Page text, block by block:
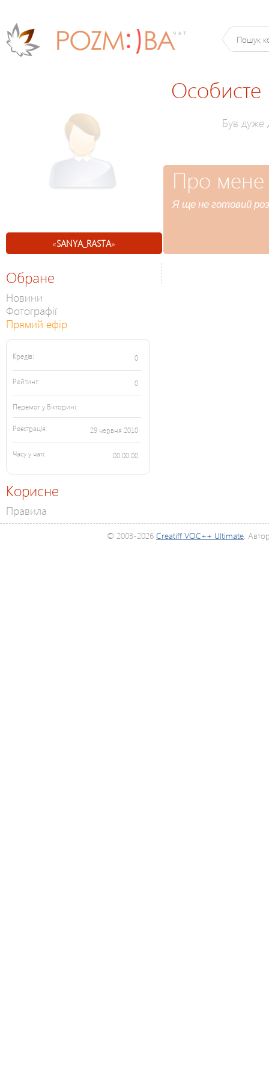
«SANYA_RASTA»
Особисте
Був дуже
Про мене
Я ще не готовий
Обране
Новини
Фотографії
Прямий ефір
Кредів: 0
Рейтинг: 0
Перемог у Вікторині:
Реєстрація: 29 червня 2010
Часу у чаті: 00:00:00
Корисне
Правила
© 2003-2026 Creatiff VOC++ Ultimate.